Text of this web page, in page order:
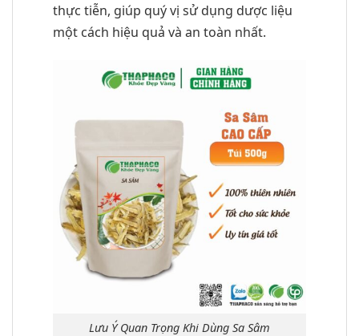
thực tiễn, giúp quý vị sử dụng dược liệu
một cách hiệu quả và an toàn nhất.
Lưu Ý Quan Trọng Khi Dùng Sa Sâm